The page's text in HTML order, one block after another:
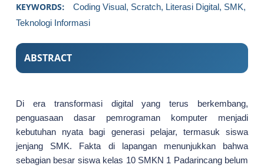
KEYWORDS:
Coding Visual, Scratch, Literasi Digital, SMK,
Teknologi Informasi
ABSTRACT
Di era transformasi digital yang terus berkembang,
penguasaan dasar pemrograman komputer menjadi
kebutuhan nyata bagi generasi pelajar, termasuk siswa
jenjang SMK. Fakta di lapangan menunjukkan bahwa
sebagian besar siswa kelas 10 SMKN 1 Padarincang belum